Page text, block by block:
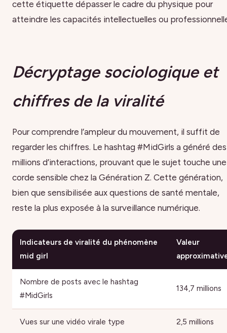
cette étiquette dépasser le cadre du physique pour
atteindre les capacités intellectuelles ou
Décryptage sociologique et
chiffres de la viralité
Pour comprendre l’ampleur du mouvement, il suffit de
regarder les chiffres. Le hashtag #MidGirls a généré des
millions d’interactions, prouvant que le sujet touche une
corde sensible chez la Génération Z. Cette génération,
bien que sensibilisée aux questions de santé mentale,
reste la plus exposée à la surveillance numérique.
Indicateurs de viralité du phénomène
mid girl
Valeur
Nombre de posts avec le hashtag
#MidGirls
134,7 millions
Vues sur une vidéo virale type 2,5 millions